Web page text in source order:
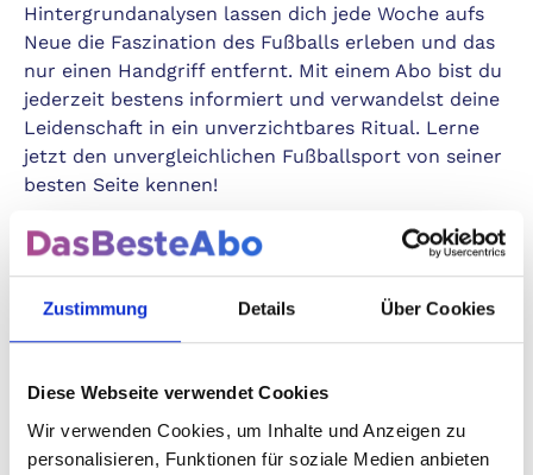
Zustimmung Details Über Cookies
Diese Webseite verwendet Cookies
Wir verwenden Cookies, um Inhalte und Anzeigen zu
personalisieren, Funktionen für soziale Medien anbieten
Hintergrundanalysen lassen dich jede Woche aufs
Neue die Faszination des Fußballs erleben und das
nur einen Handgriff entfernt. Mit einem Abo bist du
jederzeit bestens informiert und verwandelst deine
Leidenschaft in ein unverzichtbares Ritual. Lerne
jetzt den unvergleichlichen Fußballsport von seiner
besten Seite kennen!
Wöchentlich die spannendsten Fußballgeschichten
direkt in deinen Händen!
Tauche ein in die Welt des Fußballs, in der jede
dem KICKER SPORTMAGAZIN erhältst du
frische und exklusive Inhalte, die du garantiert
nirgendwo sonst findest. Egal, ob Bundesliga,